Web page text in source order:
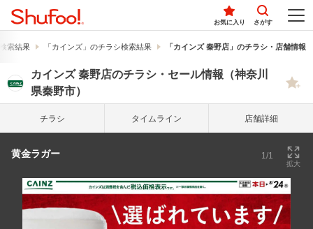
お気に入り さがす
索結果 「カインズ」のチラシ検索結果 「カインズ 秦野店」のチラシ・店舗情報
カインズ 秦野店のチラシ・セール情報（神奈川
県秦野市）
チラシ タイム ライン 店舗詳細
黄金ラガー 1/1
拡大